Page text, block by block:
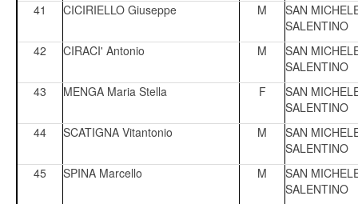
41
CICIRIELLO Giuseppe M
SAN
SALENTINO
42
CIRACI' Antonio M
SAN
SALENTINO
43
MENGA Maria Stella F
SAN
SALENTINO
44
SCATIGNA Vitantonio M
SAN
SALENTINO
45
SPINA Marcello M
SAN
SALENTINO